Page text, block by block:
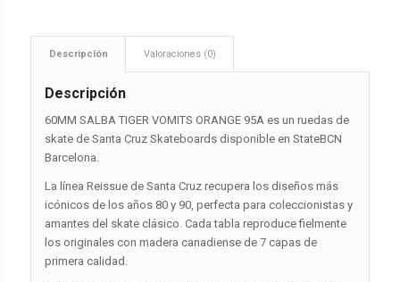
Descripción Valoraciones (0)
Descripción
60MM SALBA TIGER VOMITS ORANGE 95A es un ruedas de
skate de Santa Cruz Skateboards disponible en StateBCN
Barcelona.
La línea Reissue de Santa Cruz recupera los diseños más
icónicos de los años 80 y 90, perfecta para coleccionistas y
amantes del skate clásico. Cada tabla reproduce fielmente
los originales con madera canadiense de 7 capas de
primera calidad.